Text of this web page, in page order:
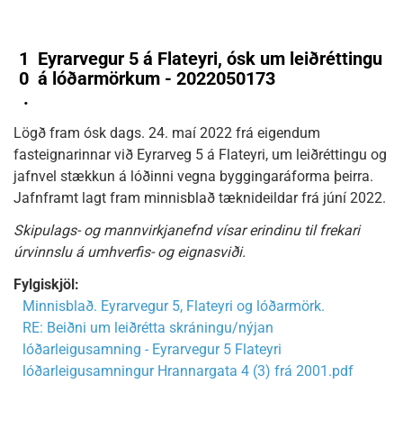
1
0
.
Eyrarvegur 5 á Flateyri, ósk um leiðréttingu
á lóðarmörkum - 2022050173
Lögð fram ósk dags. 24. maí 2022 frá eigendum
fasteignarinnar við Eyrarveg 5 á Flateyri, um leiðréttingu og
jafnvel stækkun á lóðinni vegna byggingaráforma þeirra.
Jafnframt lagt fram minnisblað tæknideildar frá júní 2022.
Skipulags- og mannvirkjanefnd vísar erindinu til frekari
úrvinnslu á umhverfis- og eignasviði.
Fylgiskjöl:
Minnisblað. Eyrarvegur 5, Flateyri og lóðarmörk.
RE: Beiðni um leiðrétta skráningu/nýjan
lóðarleigusamning - Eyrarvegur 5 Flateyri
lóðarleigusamningur Hrannargata 4 (3) frá 2001.pdf